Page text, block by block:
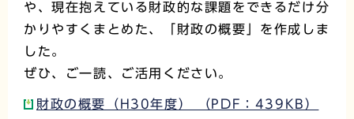
や、現在抱えている財政的な課題をできるだけ分
かりやすくまとめた、「財政の概要」を作成しま
した。
ぜひ、ご一読、ご活用ください。
財政の概要（H30年度） （PDF：439KB）